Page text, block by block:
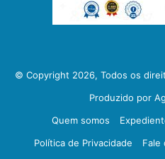
© Copyright 2026, Todos os
Produzido por
Quem somos
Política de Privacidade
Fale